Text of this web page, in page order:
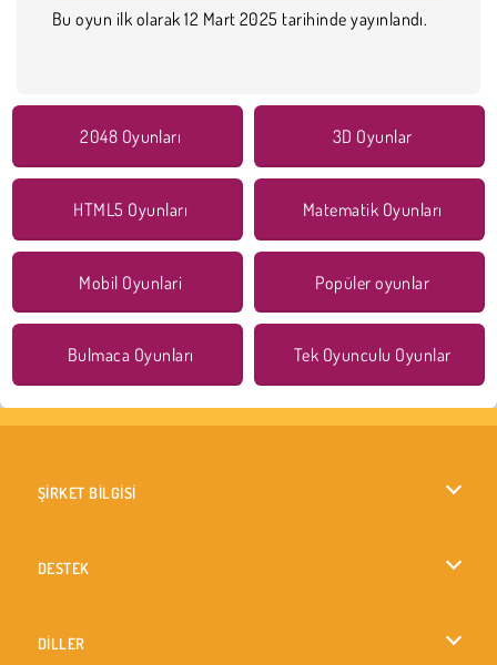
Bu oyun ilk olarak 12 Mart 2025 tarihinde yayınlandı.
2048 Oyunları 3D Oyunlar
HTML5 Oyunları Matematik Oyunları
Mobil Oyunlari Popüler oyunlar
Bulmaca Oyunları Tek Oyunculu Oyunlar
ŞİRKET BİLGİSİ
DESTEK
DİLLER